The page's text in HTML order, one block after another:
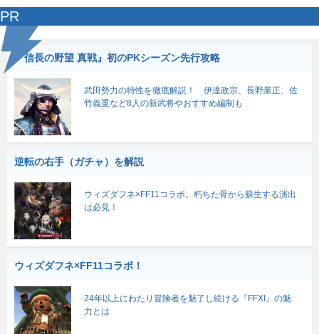
PR
『信長の野望 真戦』初のPKシーズン先行攻略
武田勢力の特性を徹底解説！ 伊達政宗、長野業正、佐
竹義重など8人の新武将やおすすめ編制も
逆転の右手（ガチャ）を解説
ウィズダフネ×FF11コラボ。朽ちた骨から蘇生する演出
は必見！
ウィズダフネ×FF11コラボ！
24年以上にわたり冒険者を魅了し続ける『FFXI』の魅
力とは